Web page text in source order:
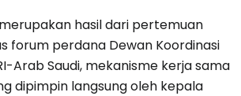
hasil dari pertemuan
forum perdana Dewan Koordinasi
Arab Saudi, mekanisme kerja sama
dipimpin langsung oleh kepala